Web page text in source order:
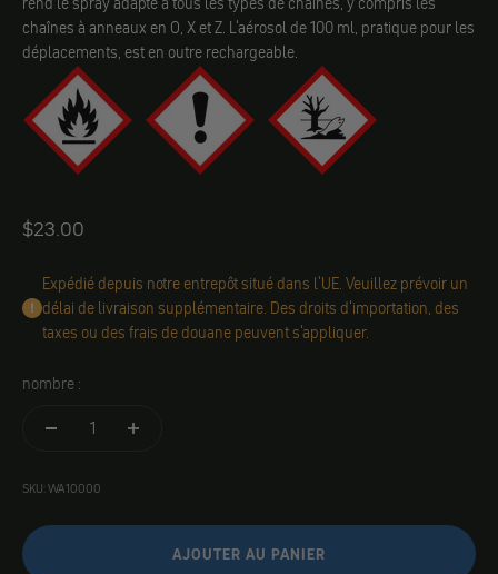
chaînes à anneaux en O, X et Z. L'aérosol de 100 ml, pratique pour les
déplacements, est en outre rechargeable.
Angebot
$23.00
Expédié depuis notre entrepôt situé dans l'UE. Veuillez prévoir un
délai de livraison supplémentaire. Des droits d'importation, des
taxes ou des frais de douane peuvent s'appliquer.
nombre :
SKU: WA10000
AJOUTER AU PANIER